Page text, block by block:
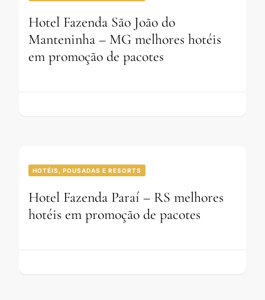
Hotel Fazenda São João do
Manteninha – MG melhores hotéis
em promoção de pacotes
HOTÉIS, POUSADAS E RESORTS
Hotel Fazenda Paraí – RS melhores
hotéis em promoção de pacotes